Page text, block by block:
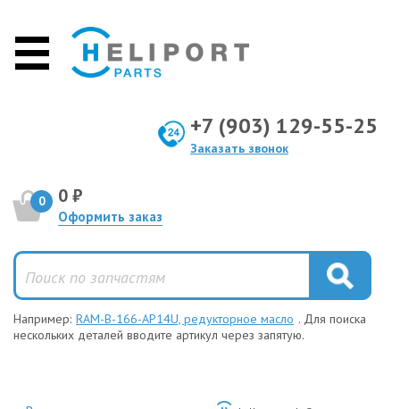
+7 (903) 129-55-25
Заказать звонок
0 0 ₽
Оформить заказ
Например: RAM-B-166-AP14U, редукторное масло . Для поиска
нескольких деталей вводите артикул через запятую.